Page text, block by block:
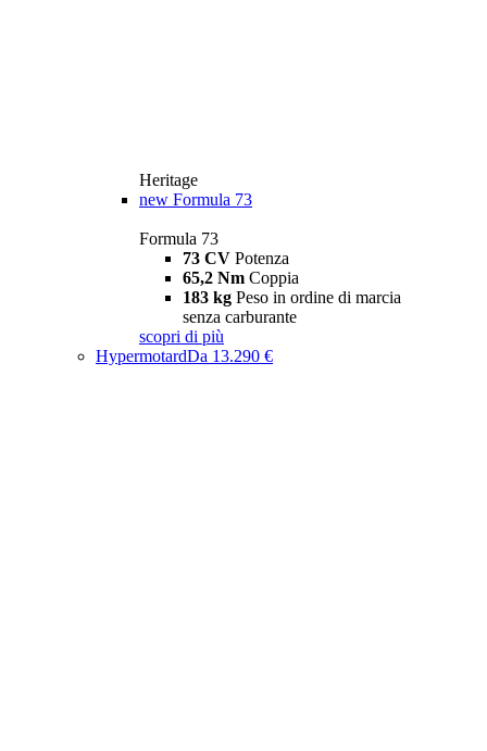
Heritage
new Formula 73
Formula 73
73 CV Potenza
65,2 Nm Coppia
183 kg Peso in ordine di marcia
senza carburante
scopri di più
HypermotardDa 13.290 €